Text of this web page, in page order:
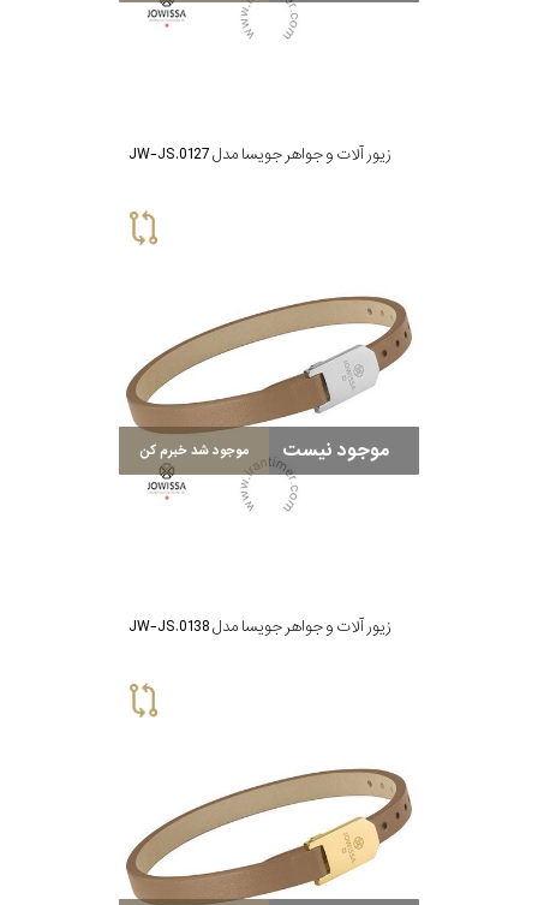
زیور آلات و جواهر جویسا مدل JW-JS.0127
موجود نیست موجود شد خبرم کن
زیور آلات و جواهر جویسا مدل JW-JS.0138